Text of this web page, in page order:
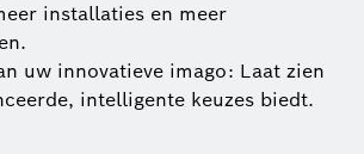
installaties en meer
uw innovatieve imago: Laat zien
intelligente keuzes biedt.